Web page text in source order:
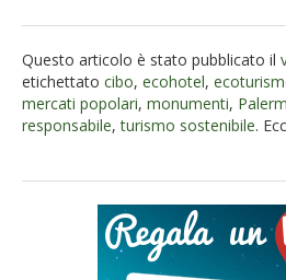
Questo articolo è stato pubblicato il
etichettato cibo, ecohotel,
mercati popolari, monumenti,
responsabile,turismo sostenibile.